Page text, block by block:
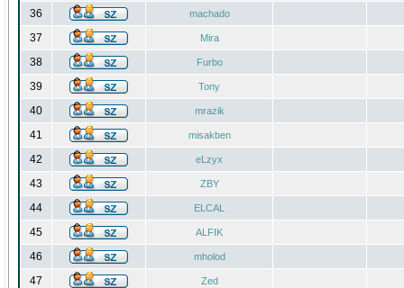
36 machado
37 Mira
38 Furbo
39 Tony
40 mrazik
41 misakben
42 eLzyx
43 ZBY
44 ELCAL
45 ALFIK
46 mholod
47 Zed